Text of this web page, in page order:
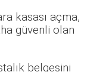
kasası açma,
güvenli olan
belgesini